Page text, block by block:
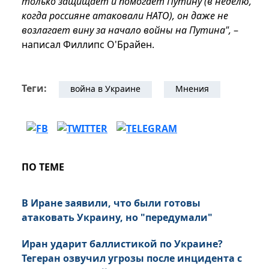
когда россияне атаковали НАТО), он даже не
возлагает вину за начало войны на Путина", –
написал Филлипс О'Брайен.
Теги: война в Украине Мнения
ПО ТЕМЕ
В Иране заявили, что были готовы
атаковать Украину, но "передумали"
Иран ударит баллистикой по Украине?
Тегеран озвучил угрозы после инцидента с